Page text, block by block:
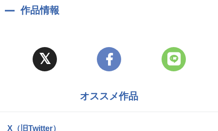
作品情報
オススメ作品
X（旧Twitter）